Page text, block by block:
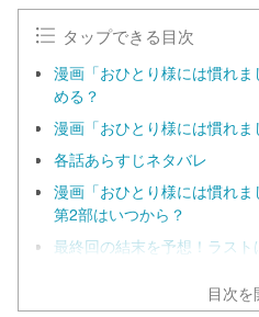
タップできる目次
漫画「おひとり様には慣れ
める？
漫画「おひとり様には慣れ
各話あらすじネタバレ
漫画「おひとり様には慣れ
第2部はいつから？
最終回の結末を予想！ラスト
目次を